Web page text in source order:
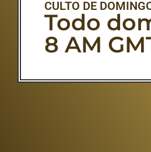
CULTO DE
Todo
8 AM